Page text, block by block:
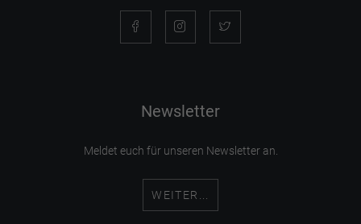
Newsletter
Meldet euch für unseren Newsletter an.
WEITER...